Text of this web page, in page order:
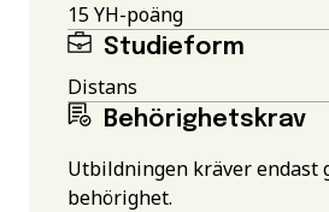
15 YH-poäng
Studieform
Distans
Behörighetskrav
Utbildningen kräver endast
behörighet.